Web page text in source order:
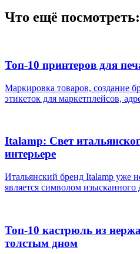
Что ещё посмотреть:
Топ-10 принтеров для
Маркировка товаров, создание
этикеток для маркетплейсов,
Italamp: Свет
интерьере
Итальянский бренд Italamp уже
является символом изысканного
Топ-10 кастрюль из
толстым дном